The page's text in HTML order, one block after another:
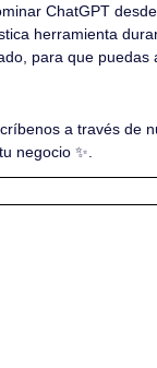
ChatGPT
herramienta
para que puedas
a través de
negocio ✨